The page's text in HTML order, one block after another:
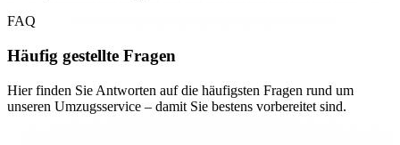
FAQ
Häufig gestellte Fragen
Hier finden Sie Antworten auf die häufigsten Fragen rund um
unseren Umzugsservice – damit Sie bestens vorbereitet sind.